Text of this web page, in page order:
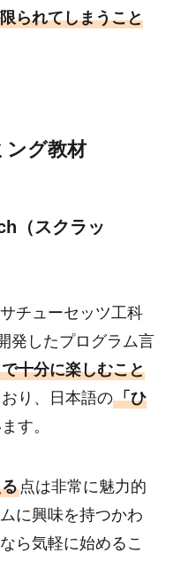
られてしまうこと
ング教材
（スクラッ
チューセッツ工科
発したプログラム言
十分に楽しむこと
り、日本語の「ひ
す。
点は非常に魅力的
に興味を持つかわ
ら気軽に始めるこ